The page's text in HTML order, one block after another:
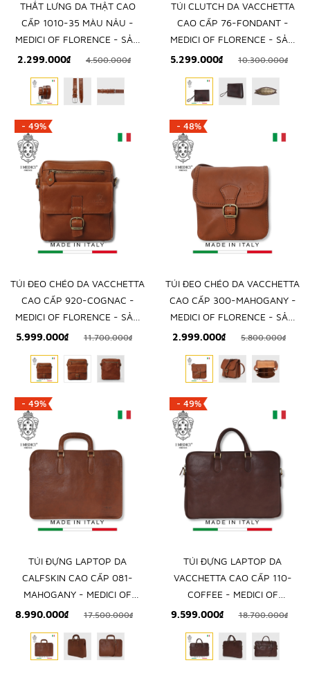
THẮT LƯNG DA THẬT CAO
CẤP 1010-35 MÀU NÂU -
MEDICI OF FLORENCE - SẢN
XUẤT THỦ CÔNG TẠI ITALIA
2.299.000₫ 4.500.000₫
TÚI CLUTCH DA VACCHETTA
CAO CẤP 76-FONDANT -
MEDICI OF FLORENCE - SẢN
XUẤT THỦ CÔNG TẠI ITALY
5.299.000₫ 10.300.000₫
- 49%
TÚI ĐEO CHÉO DA VACCHETTA
CAO CẤP 920-COGNAC -
MEDICI OF FLORENCE - SẢN
XUẤT THỦ CÔNG TẠI ITALY
5.999.000₫ 11.700.000₫
- 48%
TÚI ĐEO CHÉO DA VACCHETTA
CAO CẤP 300-MAHOGANY -
MEDICI OF FLORENCE - SẢN
XUẤT THỦ CÔNG TẠI ITALY
2.999.000₫ 5.800.000₫
- 49%
TÚI ĐỰNG LAPTOP DA
CALFSKIN CAO CẤP 081-
MAHOGANY - MEDICI OF
FLORENCE - SẢN XUẤT THỦ
8.990.000₫ 17.500.000₫
- 49%
TÚI ĐỰNG LAPTOP DA
VACCHETTA CAO CẤP 110-
COFFEE - MEDICI OF
FLORENCE - SẢN XUẤT THỦ
9.599.000₫ 18.700.000₫